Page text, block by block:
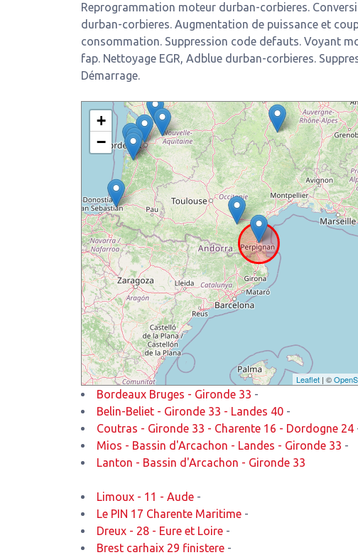
Reprogrammation moteur durban-corbieres.
durban-corbieres. Augmentation de puissance et
consommation. Suppression code defauts. Voyant
fap. Nettoyage EGR, Adblue durban-corbieres.
Démarrage.
+
−
Leaflet | ©
Bordeaux Bruges - Gironde 33 -
Belin-Beliet - Gironde 33 - Landes 40 -
Coutras - Gironde 33 - Charente 16 - Dordogne 24
Mios - Bassin d'Arcachon - Landes - Gironde 33 -
Lanton - Bassin d'Arcachon - Gironde 33
Limoux - 11 - Aude -
Le PIN 17 Charente Maritime -
Dreux - 28 - Eure et Loire -
Brest carhaix 29 finistere -